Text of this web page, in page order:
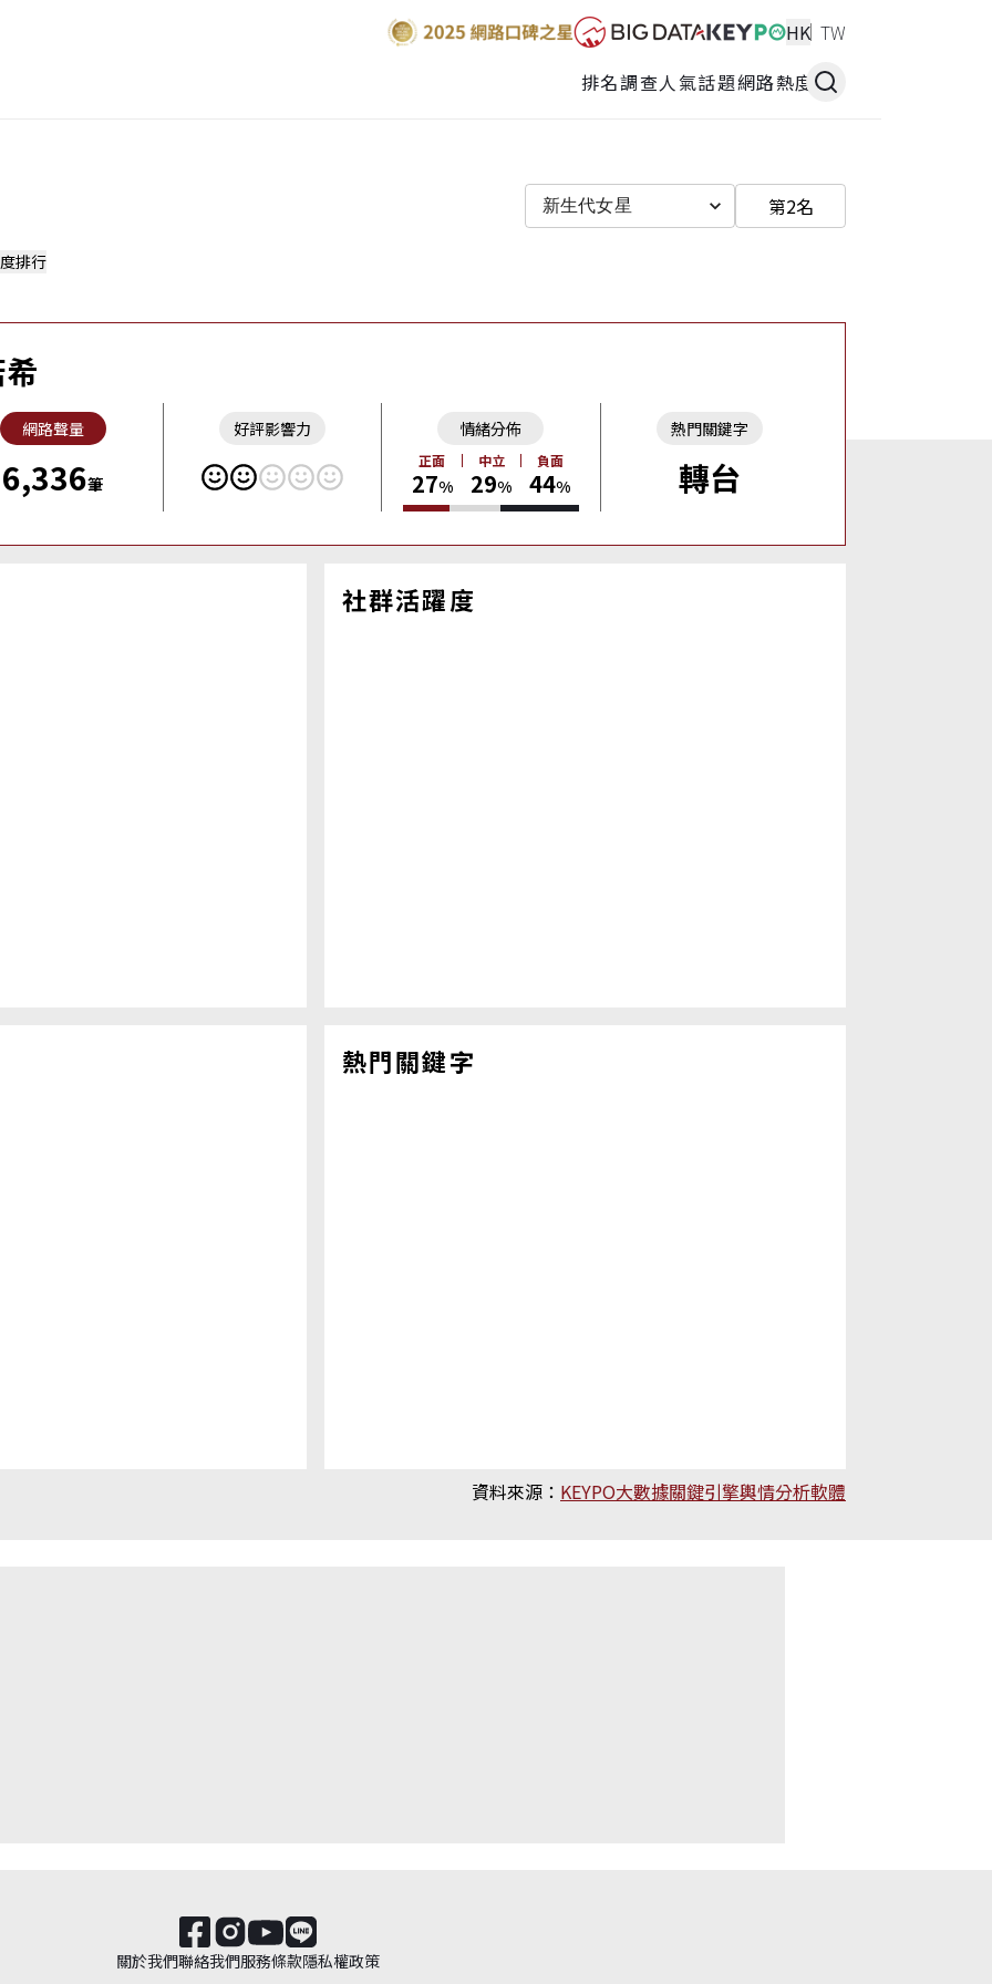
HK TW
排名調查人氣話題網路熱度
新生代女星 第2名
排行
網路聲量
6,336筆
好評影響力 情緒分佈
正面
27%
中立
29%
負面
44%
熱門關鍵字
轉台
社群活躍度
熱門關鍵字
資料來源： KEYPO大數據關鍵引擎輿情分析軟體
關於我們聯絡我們服務條款隱私權政策